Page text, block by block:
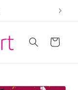
Carrello